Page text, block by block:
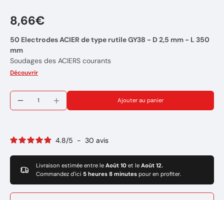
8,66€
50 Electrodes ACIER de type rutile GY38 - D 2,5 mm - L 350
mm
Soudages des ACIERS courants
Diamètre d'électrode: 2,5 mm
Puissance de soudage à régler: 80Amp
Amorçage et réamorçage faciles.
Bonne soudabilité en toutes positions.
Cordons plats à légèrement bombés et décrassage facile.
(Branchement du porte électrode au - du poste de soudure)
Marque: GYS
Rèf: 084438
Découvrir
Ajouter au panier
4.8/5 - 30 avis
Livraison estimée entre le Août 10 et le Août 12.
Commandez d'ici 5 heures 8 minutes pour en profiter.